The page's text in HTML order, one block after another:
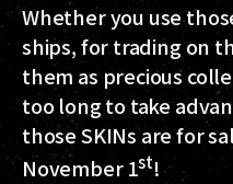
Whether you use
ships, for trading on
them as precious
too long to take
those SKINs are for
November 1st!